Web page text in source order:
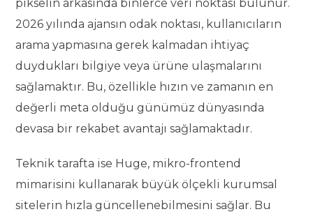
pikselin arkasında binlerce veri noktası bulunur.
2026 yılında ajansın odak noktası, kullanıcıların
arama yapmasına gerek kalmadan ihtiyaç
duydukları bilgiye veya ürüne ulaşmalarını
sağlamaktır. Bu, özellikle hızın ve zamanın en
değerli meta olduğu günümüz dünyasında
devasa bir rekabet avantajı sağlamaktadır.
Teknik tarafta ise Huge, mikro-frontend
mimarisini kullanarak büyük ölçekli kurumsal
sitelerin hızla güncellenebilmesini sağlar. Bu